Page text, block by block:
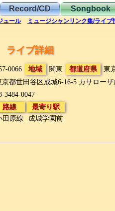
Record/CD Songbook
ュール ミュージシャンリンク集/ライブ
ライブ詳細
0066 地域 関東 都道府県
東
京都世田谷区成城6-16-5 カサロー
3484-0047
路線
田原線
最寄り駅
成城学園前